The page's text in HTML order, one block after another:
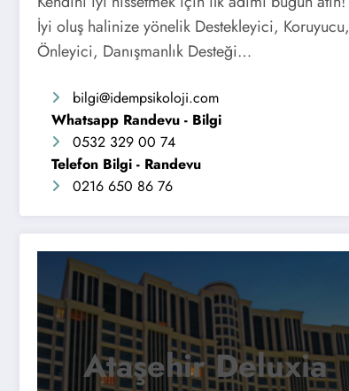
İyi oluş halinize yönelik Destekleyici, Koruyucu,
Önleyici, Danışmanlık Desteği…
bilgi@idempsikoloji.com
Whatsapp Randevu - Bilgi
0532 329 00 74
Telefon Bilgi - Randevu
0216 650 86 76
Ataşehir Deluxia